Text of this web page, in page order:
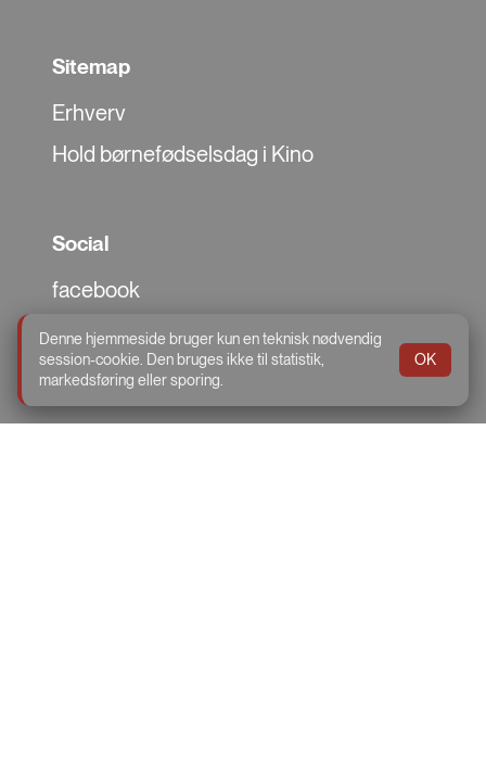
Sitemap
Erhverv
Hold børnefødselsdag i Kino
Social
facebook
Instragram
TikTok
Denne hjemmeside bruger kun en teknisk nødvendig
session-cookie. Den bruges ikke til statistik,
markedsføring eller sporing.
OK